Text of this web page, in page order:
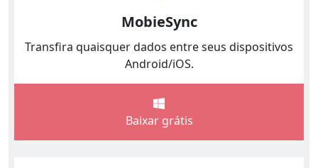
MobieSync
Transfira quaisquer dados entre seus dispositivos
Android/iOS.
Baixar grátis